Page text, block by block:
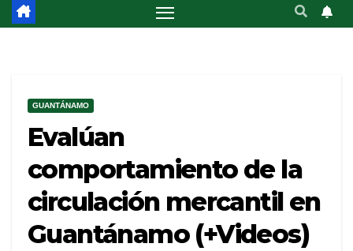
GUANTÁNAMO
Evalúan
comportamiento de la
circulación mercantil en
Guantánamo (+Videos)